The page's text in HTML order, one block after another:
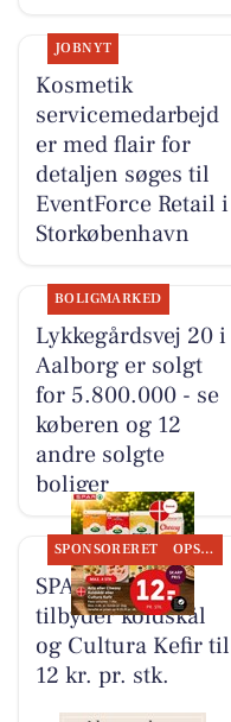
JOBNYT
Kosmetik
servicemedarbejd
er med flair for
detaljen søges til
EventForce Retail i
Storkøbenhavn
BOLIGMARKED
Lykkegårdsvej 20 i
Aalborg er solgt
for 5.800.000 - se
køberen og 12
andre solgte
boliger
SPONSORERET OPSLAGSTAVLEN
SPAR Visse
tilbyder koldskål
og Cultura Kefir til
12 kr. pr. stk.